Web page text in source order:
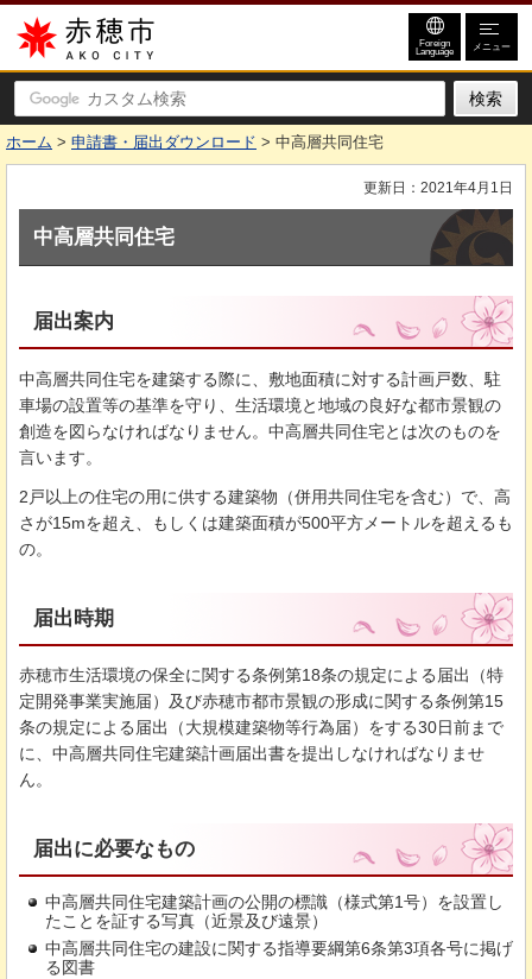
赤穂市
Foreign
Language メニュー
ホーム > 申請書・届出ダウンロード > 中高層共同住宅
更新日：2021年4月1日
中高層共同住宅
届出案内
中高層共同住宅を建築する際に、敷地面積に対する計画戸数、駐
車場の設置等の基準を守り、生活環境と地域の良好な都市景観の
創造を図らなければなりません。中高層共同住宅とは次のものを
言います。
2戸以上の住宅の用に供する建築物（併用共同住宅を含む）で、高
さが15mを超え、もしくは建築面積が500平方メートルを超えるも
の。
届出時期
赤穂市生活環境の保全に関する条例第18条の規定による届出（特
定開発事業実施届）及び赤穂市都市景観の形成に関する条例第15
条の規定による届出（大規模建築物等行為届）をする30日前まで
に、中高層共同住宅建築計画届出書を提出しなければなりませ
ん。
届出に必要なもの
中高層共同住宅建築計画の公開の標識（様式第1号）を設置し
たことを証する写真（近景及び遠景）
中高層共同住宅の建設に関する指導要綱第6条第3項各号に掲げ
る図書